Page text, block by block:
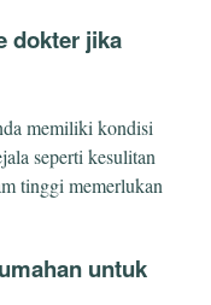
dokter jika
memiliki kondisi
seperti kesulitan
tinggi memerlukan
untuk